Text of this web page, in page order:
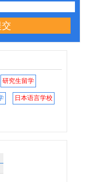
研究生留学
日本语言学校